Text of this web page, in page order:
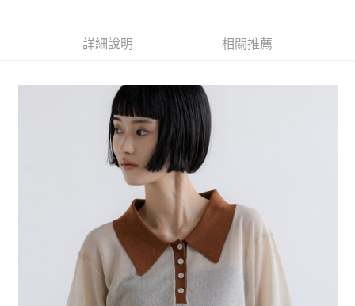
3.實際核准額度、可分期數及費用金額請依後續交易確認頁面所載為準。
4.訂單成立30分鐘內，如未前往確認交易或遇審核未通過，訂單將自動取
1.分期款項不併入電信帳單，「大哥付你分期」於每月結算日後寄送繳費提
2.透過簡訊連結打開帳單後，可選擇「超商條碼／台灣大直營門市／銀行轉
帳／街口支付／iPASS MONEY」等通路繳費。
1.本服務係由「台灣大哥大股份有限公司」（以下簡稱本公司）所提供，讓
用戶於交易時，得透過本服務購買商品或服務，並由商店將買賣／分期付款
買賣價金債權讓與本公司後，依約使用本公司帳單繳交帳款。
2.基於同意付款使用「大哥付你分期」之契約關係目的，商店將以您的個人
資料（包含姓名、電話或地址）提供予台灣大哥大進項蒐集、處理及利用，
由本公司與您本人進行分期帳單所需資料之確認、核對及更正。
3.完整用戶服務條款，請詳閱以下連結： https://oppay.tw/userRule
３．安心：先確認商品／服務後，再付款。
【「AFTEE先享後付」結帳流程】
１．於結帳方式選擇「AFTEE先享後付」後，將跳轉至「AFTEE先享後付」
結帳頁面，進行簡訊認證並確認金額後，即可完成結帳。
２．訂單成立數日內，您將收到繳費通知簡訊。
３．收到繳費通知簡訊後14天內，點擊此簡訊中的連結，可透過四大超商／
ATM／網路銀行／等多元方式進行付款，方視為交易完成。
※ 請注意：結帳手續完成當下不需立刻繳費，但若您需要取消訂單，請聯絡
購買商品的店家。未經商家同意取消之訂單仍視為有效，需透過AFTEE先享
後付繳納相關費用。
※ 交易是否成功請以「AFTEE先享後付 」之結帳頁面顯示為準，若有關於
是否繳費成功／繳費後需取消欲退款等相關疑問，請聯繫「AFTEE先享後付
客戶支援中心」
https://netprotections.freshdesk.com/support/home
【注意事項】
每筆NT$80，滿NT$888(含以上)免運費
每筆NT$80，滿NT$888(含以上)免運費
每筆NT$80，滿NT$1,500(含以上)免運費
每筆NT$80，滿NT$1,500(含以上)免運費
每筆NT$80，滿NT$1,500(含以上)免運費
詳細說明 相關推薦